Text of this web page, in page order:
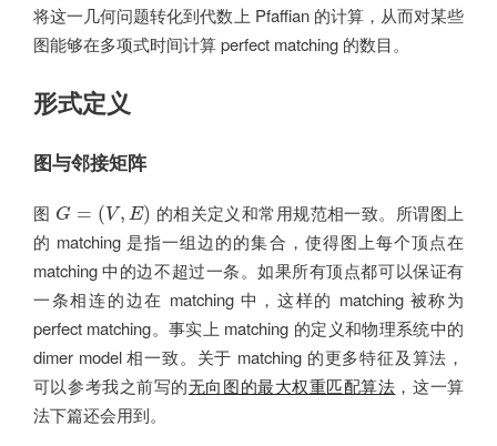
将这一几何问题转化到代数上 Pfaffian 的计算，从而对某些
图能够在多项式时间计算 perfect matching 的数目。
形式定义
图与邻接矩阵
图 G = (V, E)
G= ,E)
的相关定义和常用规范相一致。所谓图上
的 matching 是指一组边的的集合，使得图上每个顶点在
matching 中的边不超过一条。如果所有顶点都可以保证有
一条相连的边在 matching 中，这样的 matching 被称为
perfect matching。事实上 matching 的定义和物理系统中的
dimer model 相一致。关于 matching 的更多特征及算法，
可以参考我之前写的无向图的最大权重匹配算法 ，这一算
法下篇还会用到。